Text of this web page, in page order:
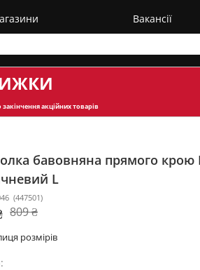
Вакансії
акційних товарів
бавовняна прямого крою
L
(447501)
809 ₴
розмірів